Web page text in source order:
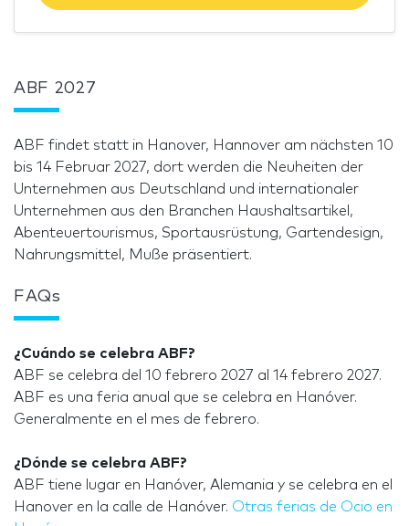
ABF 2027
ABF findet statt in Hanover, Hannover am nächsten 10
bis 14 Februar 2027, dort werden die Neuheiten der
Unternehmen aus Deutschland und internationaler
Unternehmen aus den Branchen Haushaltsartikel,
Abenteuertourismus, Sportausrüstung, Gartendesign,
Nahrungsmittel, Muße präsentiert.
FAQs
¿Cuándo se celebra ABF?
ABF se celebra del 10 febrero 2027 al 14 febrero 2027.
ABF es una feria anual que se celebra en Hanóver.
Generalmente en el mes de febrero.
¿Dónde se celebra ABF?
ABF tiene lugar en Hanóver, Alemania y se celebra en el
Hanover en la calle de Hanóver. Otras ferias de Ocio en